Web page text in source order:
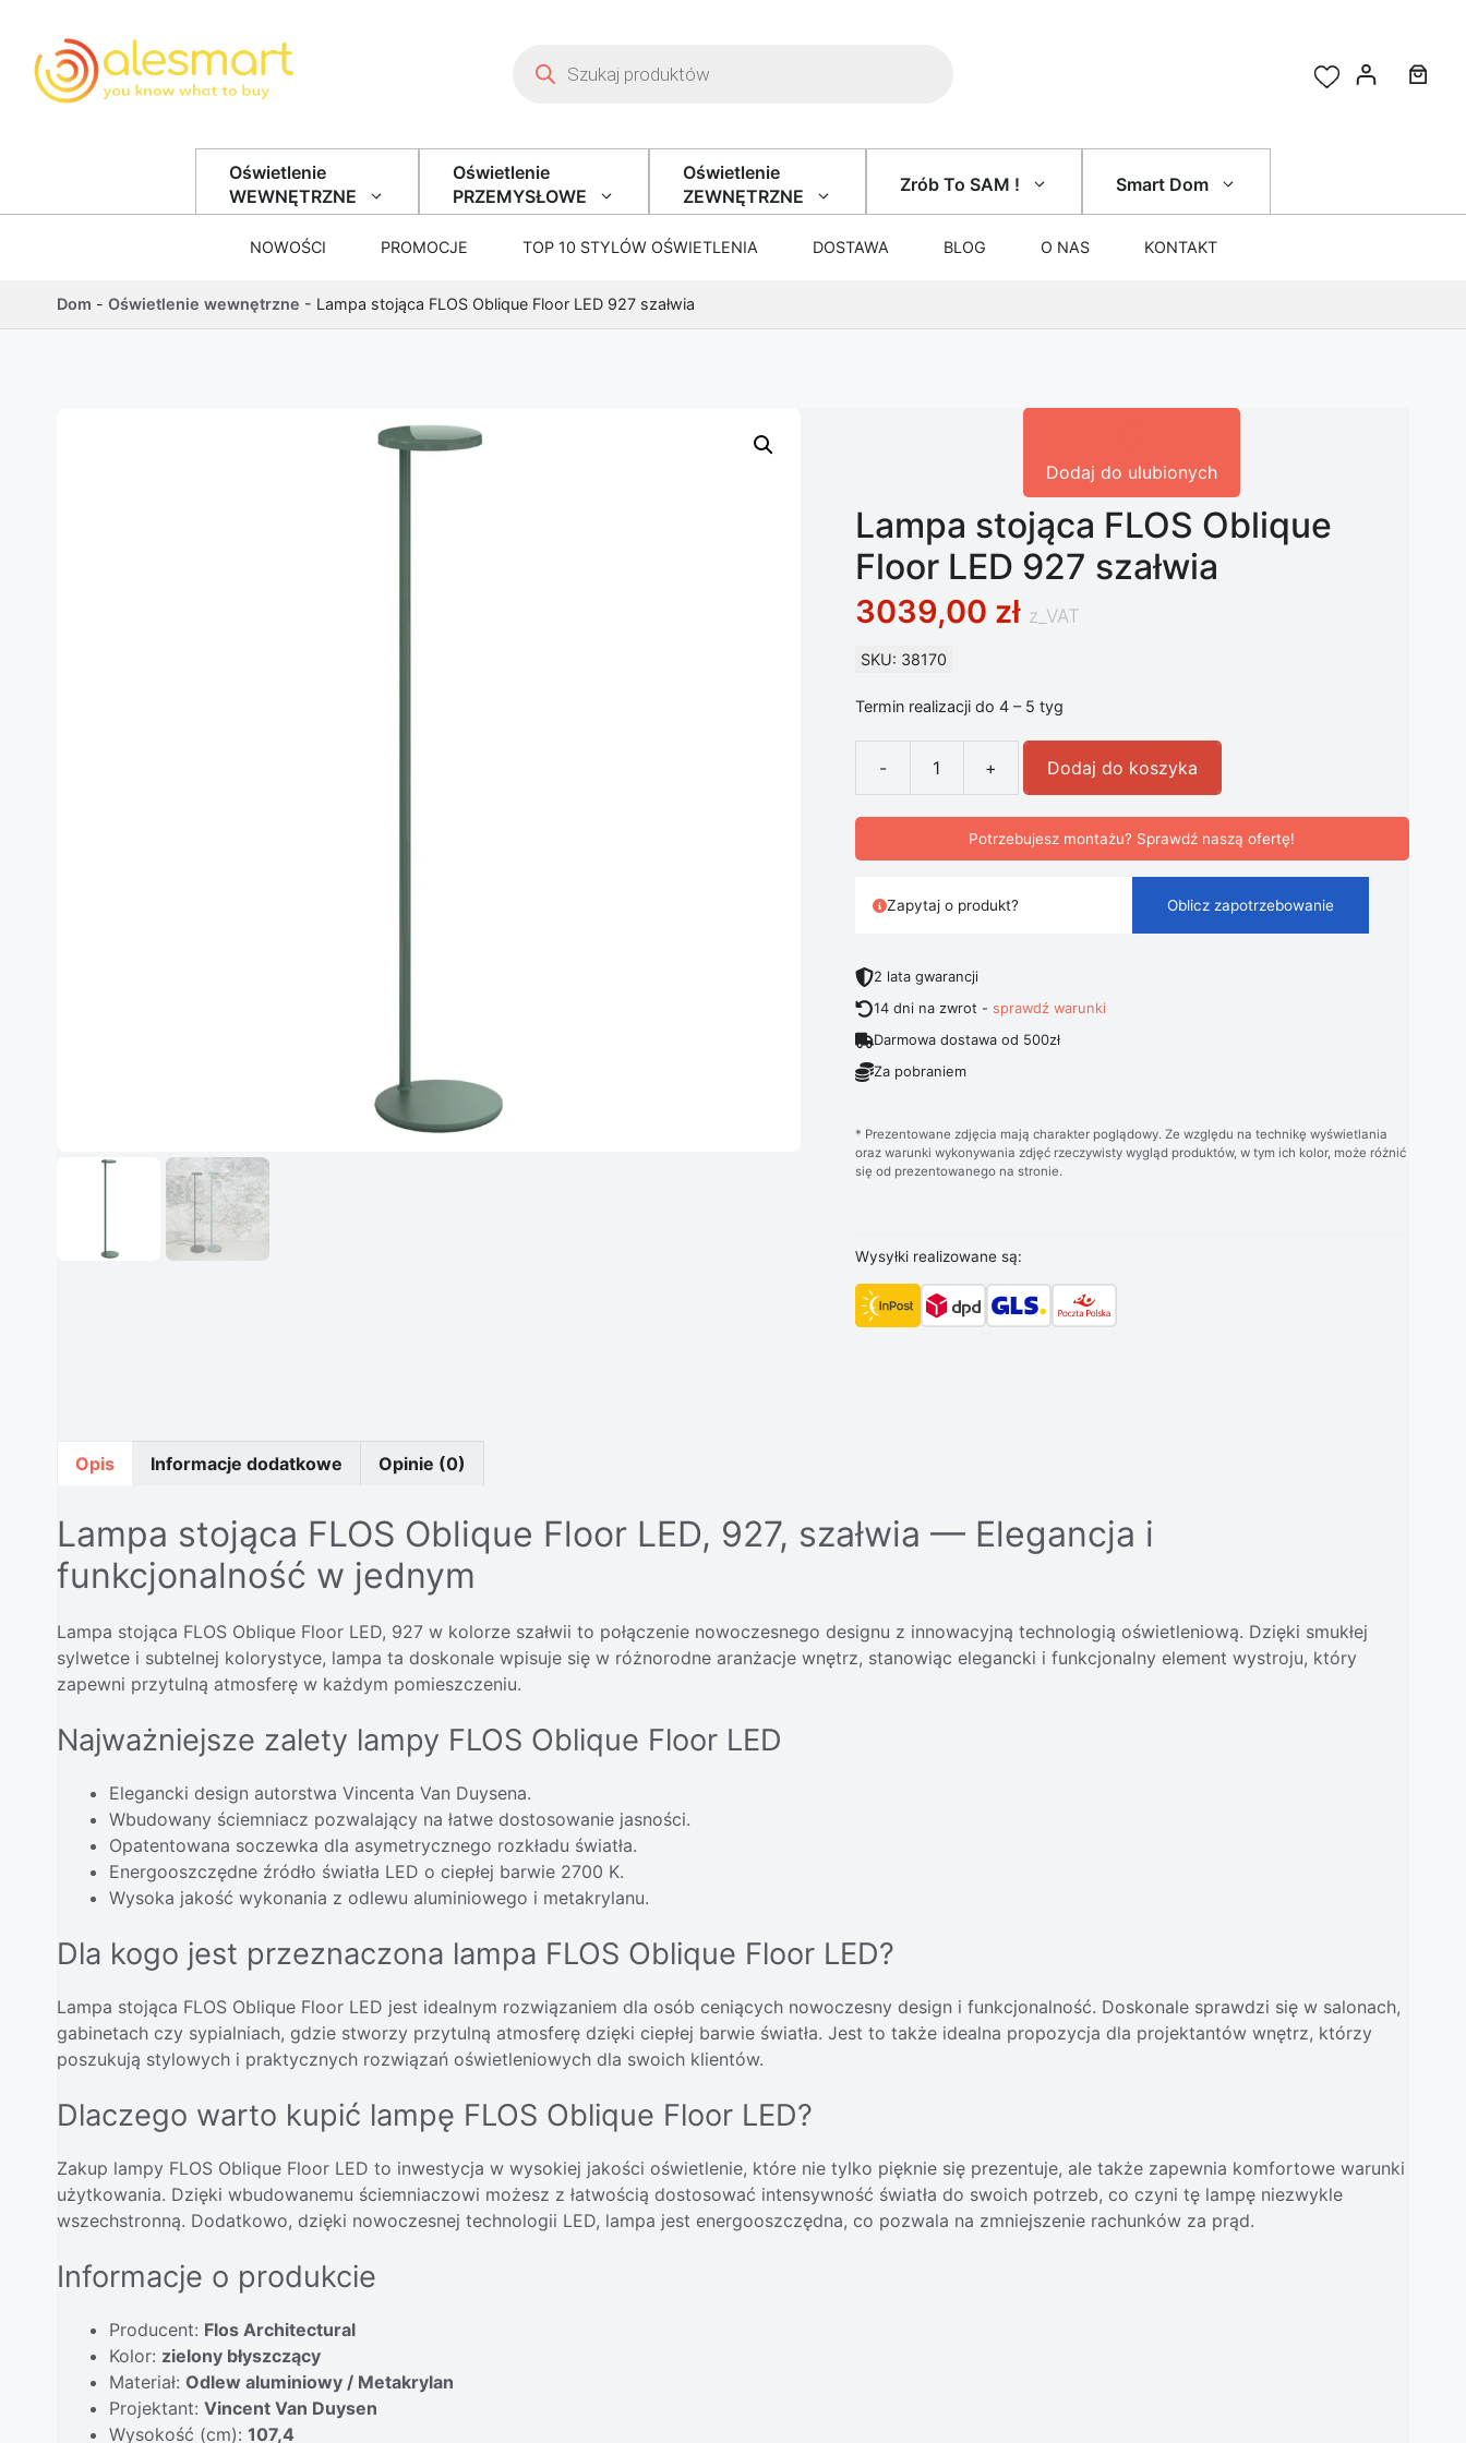
Oświetlenie
WEWNĘTRZNE
Oświetlenie
PRZEMYSŁOWE
Oświetlenie
ZEWNĘTRZNE
Zrób To SAM ! Smart Dom
NOWOŚCI PROMOCJE TOP 10 STYLÓW OŚWIETLENIA DOSTAWA BLOG O NAS KONTAKT
Dom - Oświetlenie wewnętrzne - Lampa stojąca FLOS Oblique Floor LED 927 szałwia
Dodaj do ulubionych
Lampa stojąca FLOS Oblique
Floor LED 927 szałwia
3039,00 zł z_VAT
SKU: 38170
Termin realizacji do 4 – 5 tyg
-
ilość Lampa stojąca FLOS Oblique Floor LED 927 szałwia
+ Dodaj do koszyka
Potrzebujesz montażu? Sprawdź naszą ofertę!
Zapytaj o produkt? Oblicz zapotrzebowanie
2 lata gwarancji
14 dni na zwrot -sprawdź warunki
Darmowa dostawa od 500zł
Za pobraniem
* Prezentowane zdjęcia mają charakter poglądowy. Ze względu na technikę wyświetlania
oraz warunki wykonywania zdjęć rzeczywisty wygląd produktów, w tym ich kolor, może różnić
się od prezentowanego na stronie.
Wysyłki realizowane są:
Opis Informacje dodatkowe Opinie (0)
Lampa stojąca FLOS Oblique Floor LED, 927, szałwia — Elegancja i
funkcjonalność w jednym
Lampa stojąca FLOS Oblique Floor LED, 927 w kolorze szałwii to połączenie nowoczesnego designu z innowacyjną technologią oświetleniową. Dzięki smukłej
sylwetce i subtelnej kolorystyce, lampa ta doskonale wpisuje się w różnorodne aranżacje wnętrz, stanowiąc elegancki i funkcjonalny element wystroju, który
zapewni przytulną atmosferę w każdym pomieszczeniu.
Najważniejsze zalety lampy FLOS Oblique Floor LED
Elegancki design autorstwa Vincenta Van Duysena.
Wbudowany ściemniacz pozwalający na łatwe dostosowanie jasności.
Opatentowana soczewka dla asymetrycznego rozkładu światła.
Energooszczędne źródło światła LED o ciepłej barwie 2700 K.
Wysoka jakość wykonania z odlewu aluminiowego i metakrylanu.
Dla kogo jest przeznaczona lampa FLOS Oblique Floor LED?
Lampa stojąca FLOS Oblique Floor LED jest idealnym rozwiązaniem dla osób ceniących nowoczesny design i funkcjonalność. Doskonale sprawdzi się w salonach,
gabinetach czy sypialniach, gdzie stworzy przytulną atmosferę dzięki ciepłej barwie światła. Jest to także idealna propozycja dla projektantów wnętrz, którzy
poszukują stylowych i praktycznych rozwiązań oświetleniowych dla swoich klientów.
Dlaczego warto kupić lampę FLOS Oblique Floor LED?
Zakup lampy FLOS Oblique Floor LED to inwestycja w wysokiej jakości oświetlenie, które nie tylko pięknie się prezentuje, ale także zapewnia komfortowe warunki
użytkowania. Dzięki wbudowanemu ściemniaczowi możesz z łatwością dostosować intensywność światła do swoich potrzeb, co czyni tę lampę niezwykle
wszechstronną. Dodatkowo, dzięki nowoczesnej technologii LED, lampa jest energooszczędna, co pozwala na zmniejszenie rachunków za prąd.
Informacje o produkcie
Producent: Flos Architectural
Kolor: zielony błyszczący
Materiał: Odlew aluminiowy / Metakrylan
Projektant: Vincent Van Duysen
Wysokość (cm): 107,4